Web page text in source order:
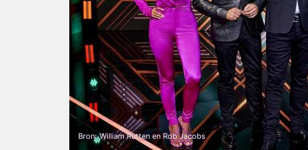
Bron: William Rutten en Rob Jacobs